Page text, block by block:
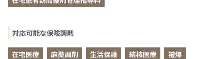
対応可能な保険調剤
在宅医療 麻薬調剤 生活保護 結核医療
被爆